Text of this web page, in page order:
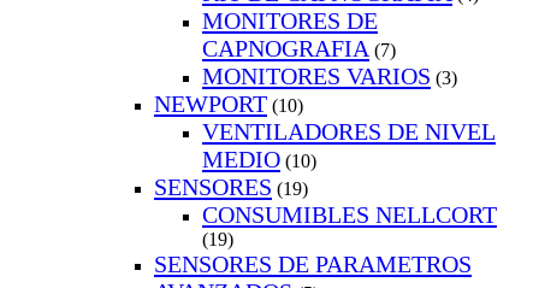
MONITORES DE
CAPNOGRAFIA (7)
MONITORES VARIOS (3)
NEWPORT (10)
VENTILADORES DE NIVEL
MEDIO (10)
SENSORES (19)
CONSUMIBLES NELLCORT
(19)
SENSORES DE PARAMETROS